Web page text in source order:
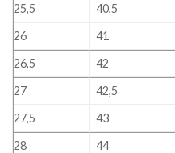
25,5
40,5
26
41
26,5
42
27
42,5
27,5
43
28
44